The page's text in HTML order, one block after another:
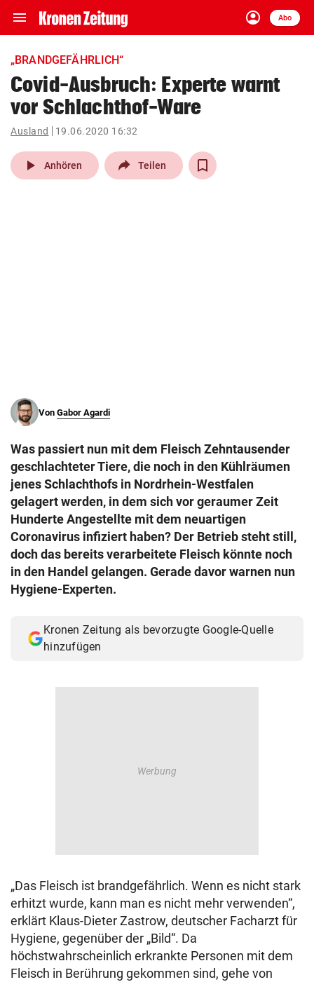
menu Navigation
ein-/ausklappen
account_circle
Anmelden
Abo
close Schließen
account_circle Anmelden
pin_drop
Wien arrow_right
„BRANDGEFÄHRLICH“
Covid-Ausbruch: Experte warnt
vor Schlachthof-Ware
Ausland 19.06.2020 16:32
play_arrow Anhören Teilen
Von Gabor Agardi
Was passiert nun mit dem Fleisch Zehntausender
geschlachteter Tiere, die noch in den Kühlräumen
jenes Schlachthofs in Nordrhein-Westfalen
gelagert werden, in dem sich vor geraumer Zeit
Hunderte Angestellte mit dem neuartigen
Coronavirus infiziert haben? Der Betrieb steht still,
doch das bereits verarbeitete Fleisch könnte noch
in den Handel gelangen. Gerade davor warnen nun
Hygiene-Experten.
Kronen Zeitung als bevorzugte Google-Quelle
hinzufügen
„Das Fleisch ist brandgefährlich. Wenn es nicht stark
erhitzt wurde, kann man es nicht mehr verwenden“,
erklärt Klaus-Dieter Zastrow, deutscher Facharzt für
Hygiene, gegenüber der „Bild“. Da
höchstwahrscheinlich erkrankte Personen mit dem
Fleisch in Berührung gekommen sind, gehe von